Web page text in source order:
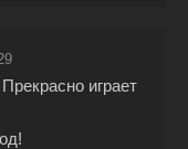
играет